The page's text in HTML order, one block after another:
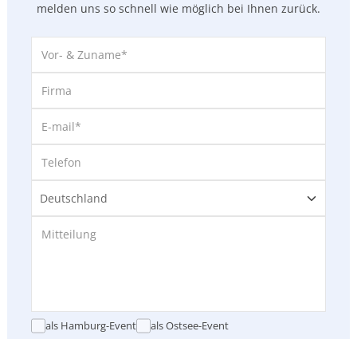
melden uns so schnell wie möglich bei Ihnen zurück.
als Hamburg-Event
als Ostsee-Event